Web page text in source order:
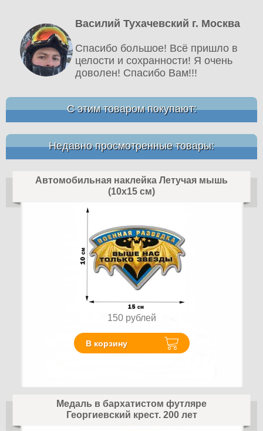
Василий Тухачевский г. Москва
Спасибо большое! Всё пришло в
целости и сохранности! Я очень
доволен! Спасибо Вам!!!
С этим товаром покупают:
Недавно просмотренные товары:
Автомобильная наклейка Летучая мышь
(10x15 см)
150 рублей
В корзину
Медаль в бархатистом футляре
Георгиевский крест. 200 лет